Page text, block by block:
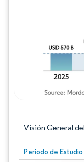
Visión General
Período de Estudio